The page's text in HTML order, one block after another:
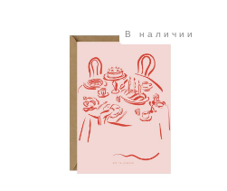
В наличии